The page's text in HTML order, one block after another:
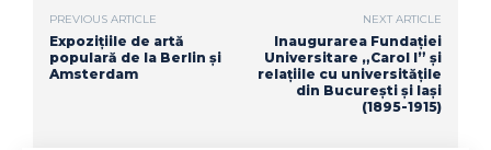
PREVIOUS ARTICLE
Expozițiile de artă
populară de la Berlin și
Amsterdam
NEXT ARTICLE
Inaugurarea Fundației
Universitare „Carol I” și
relațiile cu universitățile
din București și Iași
(1895-1915)